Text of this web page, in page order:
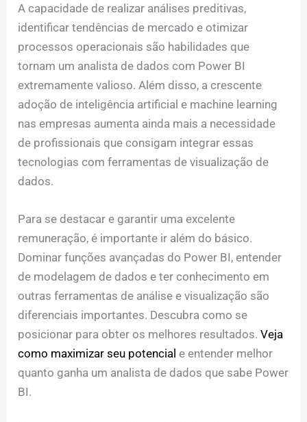
A capacidade de realizar análises preditivas,
identificar tendências de mercado e otimizar
processos operacionais são habilidades que
tornam um analista de dados com Power BI
extremamente valioso. Além disso, a crescente
adoção de inteligência artificial e machine learning
nas empresas aumenta ainda mais a necessidade
de profissionais que consigam integrar essas
tecnologias com ferramentas de visualização de
dados.
Para se destacar e garantir uma excelente
remuneração, é importante ir além do básico.
Dominar funções avançadas do Power BI, entender
de modelagem de dados e ter conhecimento em
outras ferramentas de análise e visualização são
diferenciais importantes. Descubra como se
posicionar para obter os melhores resultados.Veja
como maximizar seu potencial e entender melhor
quanto ganha um analista de dados que sabe Power
BI.